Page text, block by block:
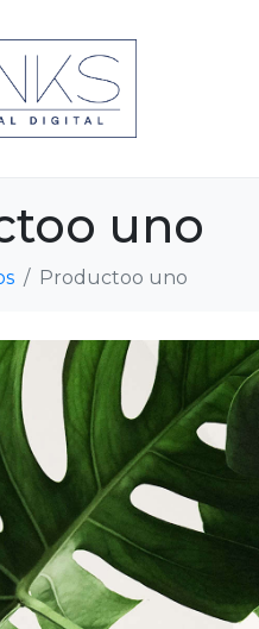
uno
Productoo uno